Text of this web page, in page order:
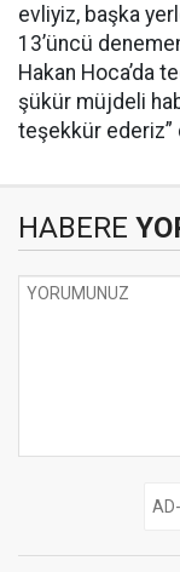
evliyiz, başka
13’üncü
Hakan Hoca’da
şükür müjdeli
teşekkür ederiz”
HABERE